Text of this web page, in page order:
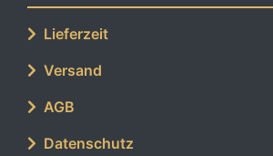
Lieferzeit
Versand
AGB
Datenschutz